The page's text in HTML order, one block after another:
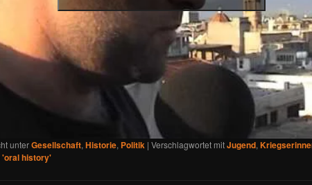
unterGesellschaft, Historie, Politik | Verschlagwortet mitJugend,
history'